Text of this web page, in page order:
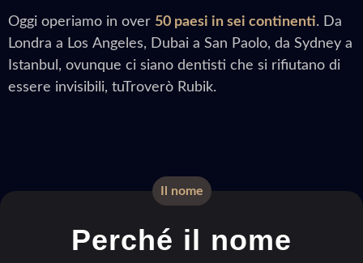
Oggi operiamo in over 50 paesi in sei continenti. Da
Londra a Los Angeles, Dubai a San Paolo, da Sydney a
Istanbul, ovunque ci siano dentisti che si rifiutano di
essere invisibili, tuTroverò Rubik.
Il nome
Perché il nome